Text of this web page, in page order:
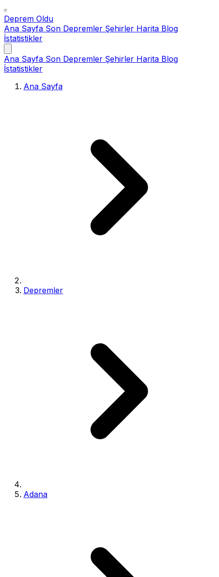
Deprem Oldu
Ana Sayfa Son Depremler Şehirler Harita Blog
İstatistikler
Ana Sayfa Son Depremler Şehirler Harita Blog
İstatistikler
Ana Sayfa
Depremler
Adana